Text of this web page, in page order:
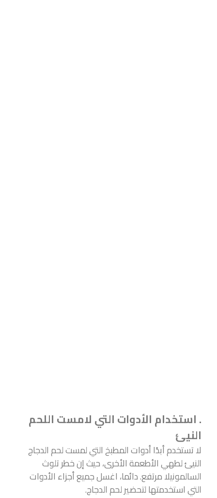
. استخدام الأدوات التي لامست اللحم
النيئ
لا تستخدم أبدًا أدوات المطبخ التي لمست لحم الدجاج
النيئ لطهي الأطعمة الأخرى، حيث إن خطر تلوث
السالمونيلا مرتفع. دائما، اغسل جميع أجزاء الأدوات
التي استخدمتها لتحضير لحم الدجاج.